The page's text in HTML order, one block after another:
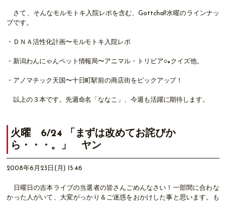
さて、そんなモルモトキ入院レポを含む、Gottcha!!水曜のラインナッ
プです。
・ＤＮＡ活性化計画〜モルモトキ入院レポ
・新潟わんにゃんペット情報局〜アニマル・トリビア○×クイズ他。
・アノマチック天国〜十日町駅前の商店街をピックアップ！
以上の３本です。先週命名「ななこ」、今週も活躍に期待します。
火曜 6/24 「まずは改めてお詫びか
ら・・・。」 ヤン
2008年6月23日(月) 15:46
日曜日の吉本ライブの当選者の皆さんごめんなさい！一部間に合わな
かった人がいて、大変がっかり＆ご迷惑をおかけした事と思います。も